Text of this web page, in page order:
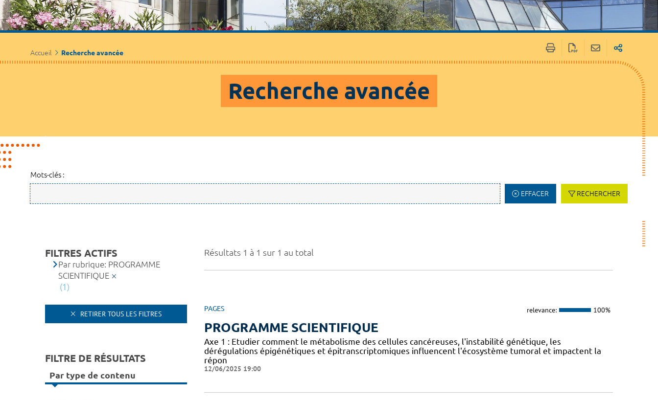
Accueil Recherche avancée
Recherche avancée
Mots-clés :
EFFACER RECHERCHER
Résultats 1 à 1 sur 1 au total
PAGES relevance: 100%
PROGRAMME SCIENTIFIQUE
Axe 1 : Etudier comment le métabolisme des cellules cancéreuses, l'instabilité génétique, les
dérégulations épigénétiques et épitranscriptomiques influencent l'écosystème tumoral et impactent la
répon
12/06/2025 19:00
FILTRES ACTIFS
Par rubrique: PROGRAMME
SCIENTIFIQUE
(1)
RETIRER TOUS LES FILTRES
FILTRE DE RÉSULTATS
Par type de contenu